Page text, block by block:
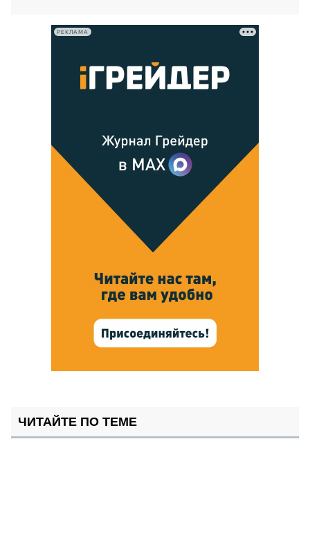
РЕКЛАМА
ЧИТАЙТЕ ПО ТЕМЕ